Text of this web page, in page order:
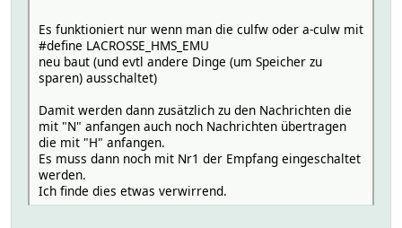
Es funktioniert nur wenn man die culfw oder a-culw mit
#define LACROSSE_HMS_EMU
neu baut (und evtl andere Dinge (um Speicher zu
sparen) ausschaltet)
Damit werden dann zusätzlich zu den Nachrichten die
mit "N" anfangen auch noch Nachrichten übertragen
die mit "H" anfangen.
Es muss dann noch mit Nr1 der Empfang eingeschaltet
werden.
Ich finde dies etwas verwirrend.